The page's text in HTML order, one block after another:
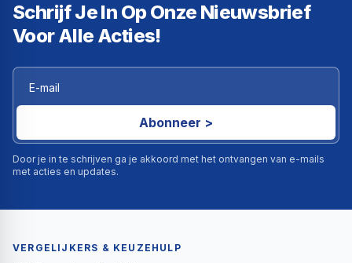
Schrijf Je In Op Onze Nieuwsbrief
Voor Alle Acties!
Abonneer >
Door je in te schrijven ga je akkoord met het ontvangen van e-mails
met acties en updates.
VERGELIJKERS & KEUZEHULP